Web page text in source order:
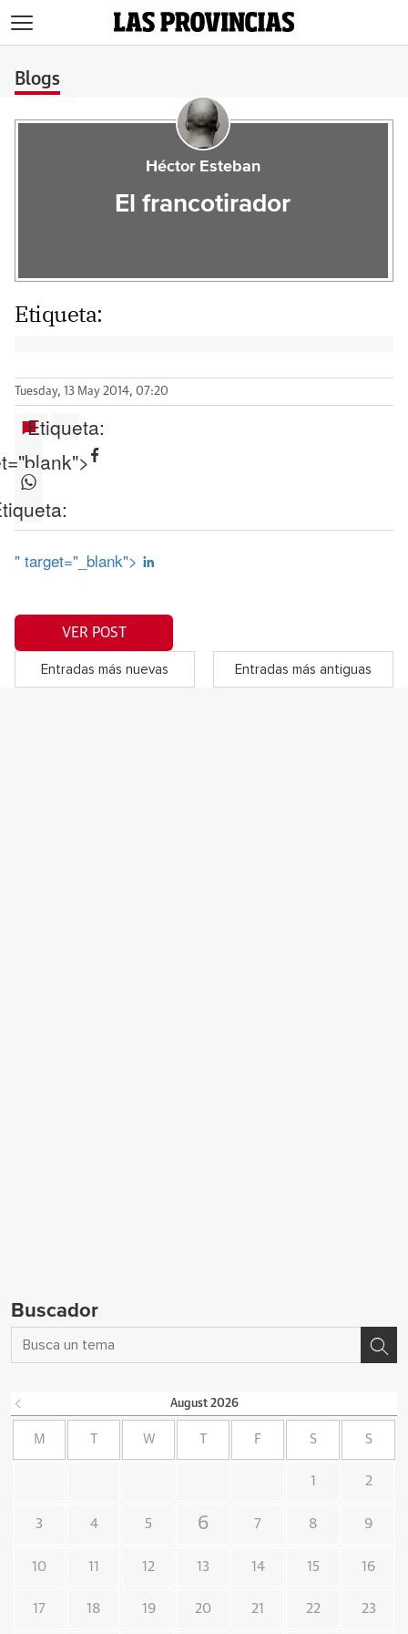
Blogs
Héctor Esteban
El francotirador
Etiqueta:
Tuesday, 13 May 2014, 07:20
Etiqueta:
" target="_blank">
VER POST
Entradas más nuevas Entradas más antiguas
Buscador
August 2026
M W F S S
1 2
3 4 5 6 7 8 9
10 11 12 13 14 15 16
17 18 19 20 21 22 23